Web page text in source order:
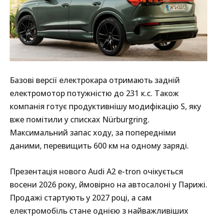
Базові версії електрокара отримають задній
електромотор потужністю до 231 к.с. Також
компанія готує продуктивнішу модифікацію S, яку
вже помітили у списках Nürburgring.
Максимальний запас ходу, за попередніми
даними, перевищить 600 км на одному заряді.
Презентація нового Audi A2 e-tron очікується
восени 2026 року, ймовірно на автосалоні у Парижі.
Продажі стартують у 2027 році, а сам
електромобіль стане однією з найважливіших